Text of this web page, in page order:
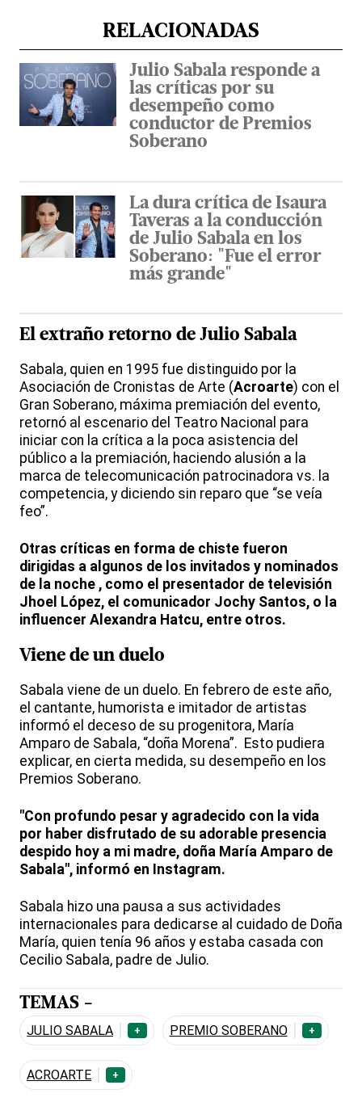
RELACIONADAS
Julio Sabala responde a
las críticas por su
desempeño como
conductor de Premios
Soberano
La dura crítica de Isaura
Taveras a la conducción
de Julio Sabala en los
Soberano: "Fue el error
más grande"
El extraño retorno de Julio Sabala
Sabala, quien en 1995 fue distinguido por la
Asociación de Cronistas de Arte (Acroarte) con el
Gran Soberano, máxima premiación del evento,
retornó al escenario del Teatro Nacional para
iniciar con la crítica a la poca asistencia del
público a la premiación, haciendo alusión a la
marca de telecomunicación patrocinadora vs. la
competencia, y diciendo sin reparo que “se veía
feo”.
Otras críticas en forma de chiste fueron
dirigidas a algunos de los invitados y nominados
de la noche , como el presentador de televisión
Jhoel López, el comunicador Jochy Santos, o la
influencer Alexandra Hatcu, entre otros.
Viene de un duelo
Sabala viene de un duelo. En febrero de este año,
el cantante, humorista e imitador de artistas
informó el deceso de su progenitora, María
Amparo de Sabala, “doña Morena”. Esto pudiera
explicar, en cierta medida, su desempeño en los
Premios Soberano.
"Con profundo pesar y agradecido con la vida
por haber disfrutado de su adorable presencia
despido hoy a mi madre, doña María Amparo de
Sabala", informó en Instagram.
Sabala hizo una pausa a sus actividades
internacionales para dedicarse al cuidado de Doña
María, quien tenía 96 años y estaba casada con
Cecilio Sabala, padre de Julio.
TEMAS -
JULIO SABALA + PREMIO SOBERANO +
ACROARTE +